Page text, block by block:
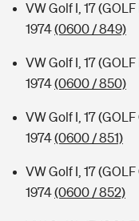
VW Golf I, 17
1974(0600 / 849)
VW Golf I, 17
1974(0600 / 850)
VW Golf I, 17
1974(0600 / 851)
VW Golf I, 17
1974(0600 / 852)